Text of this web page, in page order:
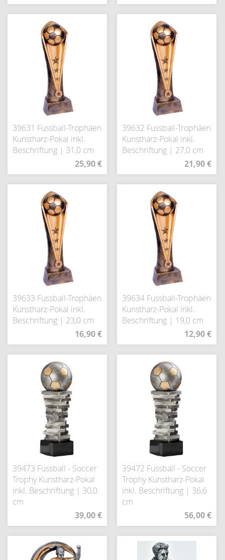
39631 Fussball-Trophäen
Kunstharz-Pokal inkl.
Beschriftung | 31,0 cm
25,90 €
39632 Fussball-Trophäen
Kunstharz-Pokal inkl.
Beschriftung | 27,0 cm
21,90 €
39633 Fussball-Trophäen
Kunstharz-Pokal inkl.
Beschriftung | 23,0 cm
16,90 €
39634 Fussball-Trophäen
Kunstharz-Pokal inkl.
Beschriftung | 19,0 cm
12,90 €
39473 Fussball - Soccer
Trophy Kunstharz-Pokal
inkl. Beschriftung | 30,0
cm
39,00 €
39472 Fussball - Soccer
Trophy Kunstharz-Pokal
inkl. Beschriftung | 36,6
cm
56,00 €